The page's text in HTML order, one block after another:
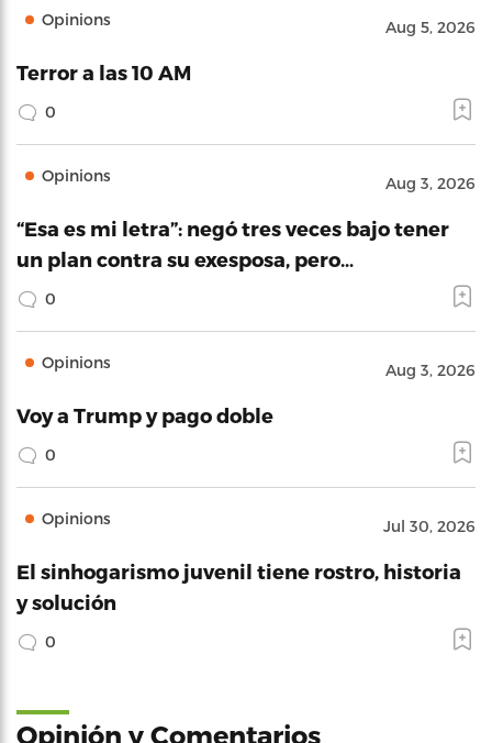
Opinions Aug 5, 2026
Terror a las 10 AM
0
Opinions Aug 3, 2026
“Esa es mi letra”: negó tres veces bajo tener
un plan contra su exesposa, pero…
0
Opinions Aug 3, 2026
Voy a Trump y pago doble
0
Opinions Jul 30, 2026
El sinhogarismo juvenil tiene rostro, historia
y solución
0
Opinión y Comentarios